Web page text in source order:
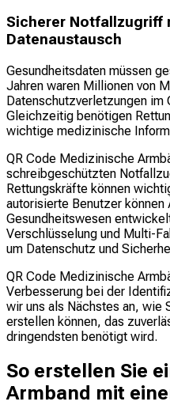
Sicherer Notfallzugriff
Datenaustausch
Gesundheitsdaten müssen
Jahren waren Millionen von
Datenschutzverletzungen im
Gleichzeitig benötigen
wichtige medizinische
QR Code Medizinische
schreibgeschützten
Rettungskräfte können
autorisierte Benutzer können
Gesundheitswesen
Verschlüsselung und Multi-
um Datenschutz und
QR Code Medizinische
Verbesserung bei der
wir uns als Nächstes an, wie
erstellen können, das
dringendsten benötigt wird.
So erstellen Sie
Armband mit